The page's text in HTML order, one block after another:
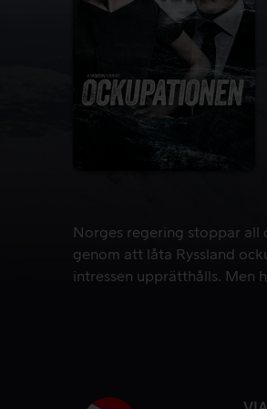
Norges regering stoppar all
Norges regering stoppar all
genom att låta Ryssland
intressen upprätthålls. Men